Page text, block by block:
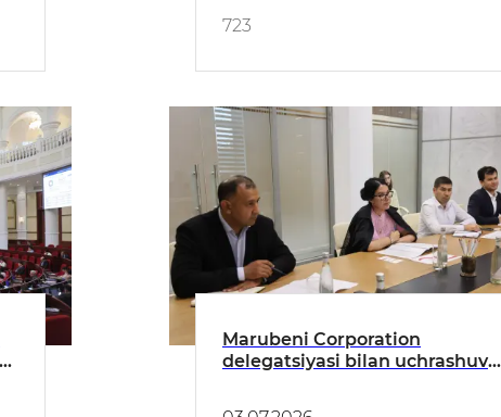
723
Marubeni Corporation
delegatsiyasi bilan uchrashuv